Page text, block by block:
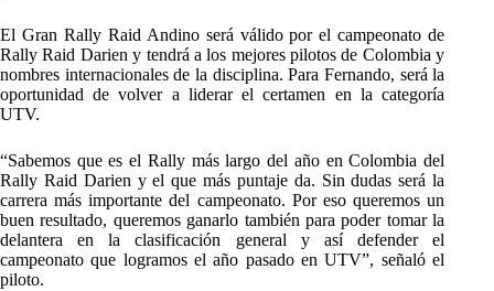
El Gran Rally Raid Andino será válido por el campeonato de
Rally Raid Darien y tendrá a los mejores pilotos de Colombia y
nombres internacionales de la disciplina. Para Fernando, será la
oportunidad de volver a liderar el certamen en la categoría
UTV.
“Sabemos que es el Rally más largo del año en Colombia del
Rally Raid Darien y el que más puntaje da. Sin dudas será la
carrera más importante del campeonato. Por eso queremos un
buen resultado, queremos ganarlo también para poder tomar la
delantera en la clasificación general y así defender el
campeonato que logramos el año pasado en UTV”, señaló el
piloto.